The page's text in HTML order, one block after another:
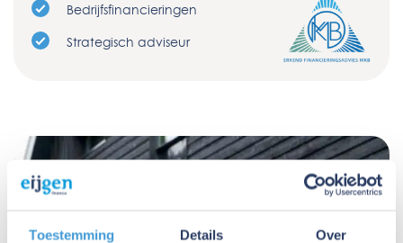
Toestemming Details Over
Bedrijfsfinancieringen
Strategisch adviseur